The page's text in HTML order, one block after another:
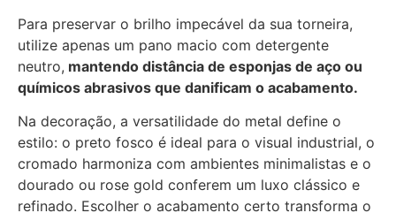
Para preservar o brilho impecável da sua torneira,
utilize apenas um pano macio com detergente
neutro, mantendo distância de esponjas de aço ou
químicos abrasivos que danificam o acabamento.
Na decoração, a versatilidade do metal define o
estilo: o preto fosco é ideal para o visual industrial, o
cromado harmoniza com ambientes minimalistas e o
dourado ou rose gold conferem um luxo clássico e
refinado. Escolher o acabamento certo transforma o